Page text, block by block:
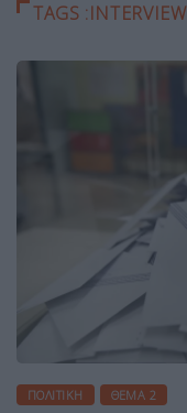
TAGS :INTERVIEW
ΠΟΛΙΤΙΚΉ ΘΈΜΑ 2